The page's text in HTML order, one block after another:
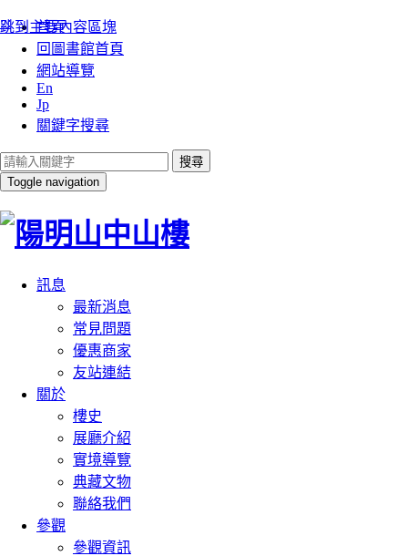
跳到主要內容區塊
:::
首頁
回圖書館首頁
網站導覽
En
Jp
關鍵字搜尋
搜尋
Toggle navigation
訊息
最新消息
常見問題
優惠商家
友站連結
關於
樓史
展廳介紹
實境導覽
典藏文物
聯絡我們
參觀
參觀資訊